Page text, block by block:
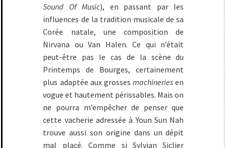
Sound Of Music), en passant par les
influences de la tradition musicale de sa
Corée natale, une composition de
Nirvana ou Van Halen. Ce qui n’était
peut-être pas le cas de la scène du
Printemps de Bourges, certainement
plus adaptée aux grossesmachineries en
vogue et hautement périssables. Mais on
ne pourra m’empêcher de penser que
cette vacherie adressée à Youn Sun Nah
trouve aussi son origine dans un dépit
mal placé. Comme si Sylvian Siclier